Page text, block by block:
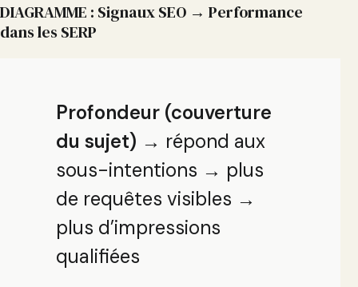
DIAGRAMME : Signaux SEO → Performance
dans les SERP
Profondeur (couverture
du sujet) → répond aux
sous-intentions → plus
de requêtes visibles →
plus d’impressions
qualifiées